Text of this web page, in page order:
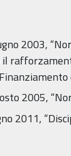
2003,
2005,
2011,